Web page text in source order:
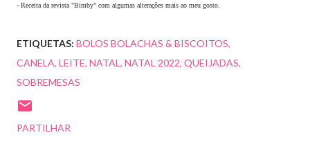
- Receita da revista "Bimby" com algumas alterações mais ao meu gosto.
ETIQUETAS: BOLOS BOLACHAS & BISCOITOS
CANELA LEITE NATAL NATAL 2022 QUEIJADAS
SOBREMESAS
PARTILHAR